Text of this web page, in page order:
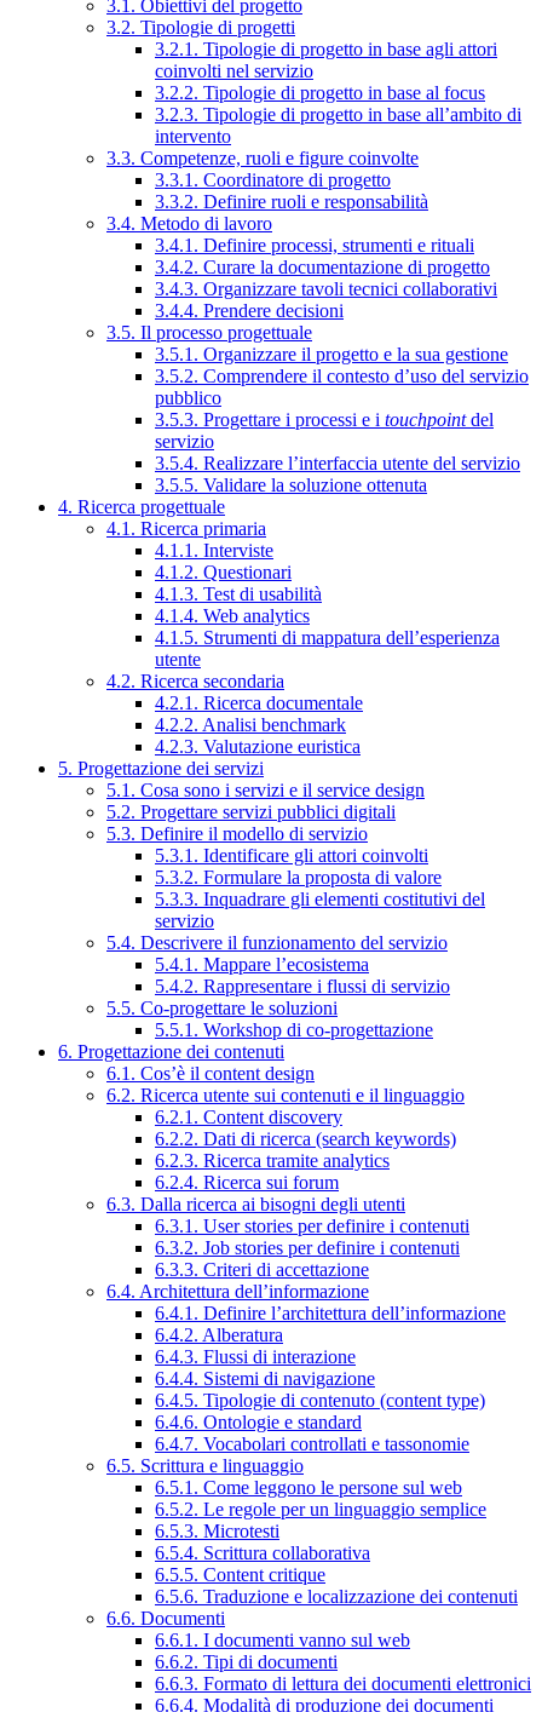
3.1. Obiettivi del progetto
3.2. Tipologie di progetti
3.2.1. Tipologie di progetto in base agli attori
coinvolti nel servizio
3.2.2. Tipologie di progetto in base al focus
3.2.3. Tipologie di progetto in base all’ambito di
intervento
3.3. Competenze, ruoli e figure coinvolte
3.3.1. Coordinatore di progetto
3.3.2. Definire ruoli e responsabilità
3.4. Metodo di lavoro
3.4.1. Definire processi, strumenti e rituali
3.4.2. Curare la documentazione di progetto
3.4.3. Organizzare tavoli tecnici collaborativi
3.4.4. Prendere decisioni
3.5. Il processo progettuale
3.5.1. Organizzare il progetto e la sua gestione
3.5.2. Comprendere il contesto d’uso del servizio
pubblico
3.5.3. Progettare i processi e i touchpointdel
servizio
3.5.4. Realizzare l’interfaccia utente del servizio
3.5.5. Validare la soluzione ottenuta
4. Ricerca progettuale
4.1. Ricerca primaria
4.1.1. Interviste
4.1.2. Questionari
4.1.3. Test di usabilità
4.1.4. Web analytics
4.1.5. Strumenti di mappatura dell’esperienza
utente
4.2. Ricerca secondaria
4.2.1. Ricerca documentale
4.2.2. Analisi benchmark
4.2.3. Valutazione euristica
5. Progettazione dei servizi
5.1. Cosa sono i servizi e il service design
5.2. Progettare servizi pubblici digitali
5.3. Definire il modello di servizio
5.3.1. Identificare gli attori coinvolti
5.3.2. Formulare la proposta di valore
5.3.3. Inquadrare gli elementi costitutivi del
servizio
5.4. Descrivere il funzionamento del servizio
5.4.1. Mappare l’ecosistema
5.4.2. Rappresentare i flussi di servizio
5.5. Co-progettare le soluzioni
5.5.1. Workshop di co-progettazione
6. Progettazione dei contenuti
6.1. Cos’è il content design
6.2. Ricerca utente sui contenuti e il linguaggio
6.2.1. Content discovery
6.2.2. Dati di ricerca (search keywords)
6.2.3. Ricerca tramite analytics
6.2.4. Ricerca sui forum
6.3. Dalla ricerca ai bisogni degli utenti
6.3.1. User stories per definire i contenuti
6.3.2. Job stories per definire i contenuti
6.3.3. Criteri di accettazione
6.4. Architettura dell’informazione
6.4.1. Definire l’architettura dell’informazione
6.4.2. Alberatura
6.4.3. Flussi di interazione
6.4.4. Sistemi di navigazione
6.4.5. Tipologie di contenuto (content type)
6.4.6. Ontologie e standard
6.4.7. Vocabolari controllati e tassonomie
6.5. Scrittura e linguaggio
6.5.1. Come leggono le persone sul web
6.5.2. Le regole per un linguaggio semplice
6.5.3. Microtesti
6.5.4. Scrittura collaborativa
6.5.5. Content critique
6.5.6. Traduzione e localizzazione dei contenuti
6.6. Documenti
6.6.1. I documenti vanno sul web
6.6.2. Tipi di documenti
6.6.3. Formato di lettura dei documenti elettronici
6.6.4. Modalità di produzione dei documenti